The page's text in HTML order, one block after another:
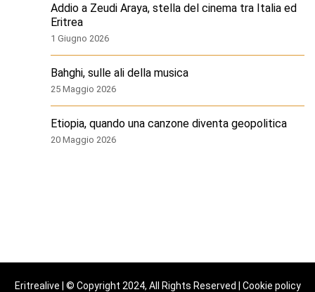
Addio a Zeudi Araya, stella del cinema tra Italia ed
Eritrea
1 Giugno 2026
Bahghi, sulle ali della musica
25 Maggio 2026
Etiopia, quando una canzone diventa geopolitica
20 Maggio 2026
Eritrealive | © Copyright 2024, All Rights Reserved | Cookie policy